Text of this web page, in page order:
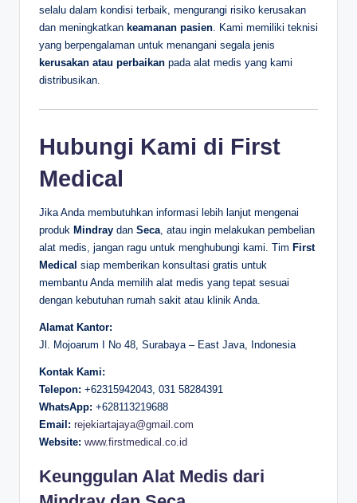
selalu dalam kondisi terbaik, mengurangi risiko kerusakan
dan meningkatkan keamanan pasien . Kami memiliki teknisi
yang berpengalaman untuk menangani segala jenis
kerusakan atau perbaikan pada alat medis yang kami
distribusikan.
Hubungi Kami di First
Medical
Jika Anda membutuhkan informasi lebih lanjut mengenai
produk Mindray dan Seca , atau ingin melakukan pembelian
alat medis, jangan ragu untuk menghubungi kami. Tim First
Medical siap memberikan konsultasi gratis untuk
membantu Anda memilih alat medis yang tepat sesuai
dengan kebutuhan rumah sakit atau klinik Anda.
Alamat Kantor:
Jl. Mojoarum I No 48, Surabaya – East Java, Indonesia
Kontak Kami:
Telepon: +62315942043, 031 58284391
WhatsApp: +628113219688
Email: rejekiartajaya@gmail.com
Website: www.firstmedical.co.id
Keunggulan Alat Medis dari